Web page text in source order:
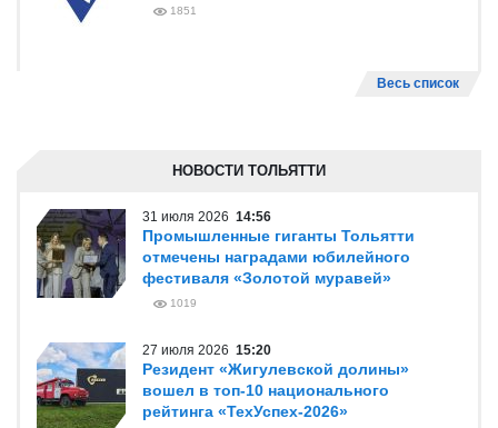
1851
Весь список
НОВОСТИ ТОЛЬЯТТИ
31 июля 2026 14:56
Промышленные гиганты Тольятти
отмечены наградами юбилейного
фестиваля «Золотой муравей»
1019
27 июля 2026 15:20
Резидент «Жигулевской долины»
вошел в топ-10 национального
рейтинга «ТехУспех-2026»